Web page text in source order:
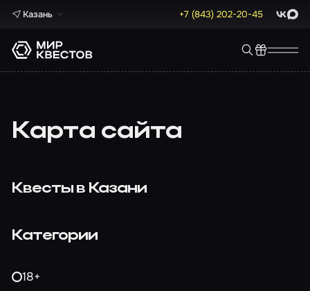
Казань +7 (843) 202-20-45 Max
Карта сайта
Квесты в Казани
Категории
18+